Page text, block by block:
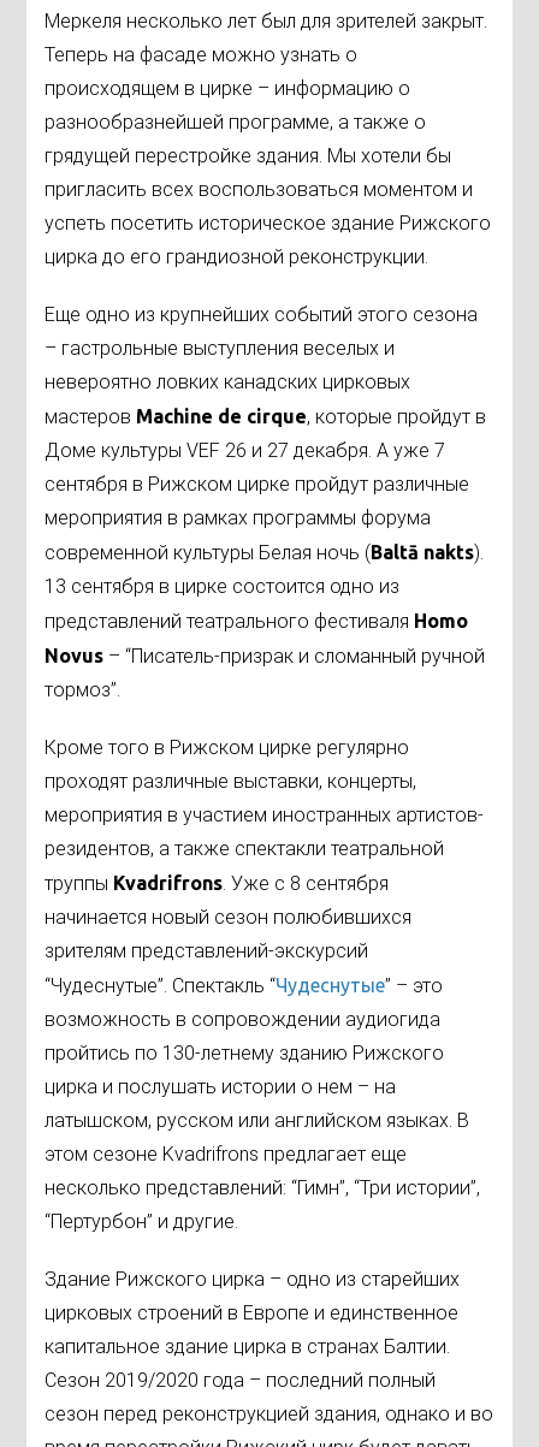
Меркеля несколько лет был для зрителей закрыт.
Теперь на фасаде можно узнать о
происходящем в цирке – информацию о
разнообразнейшей программе, а также о
грядущей перестройке здания. Мы хотели бы
пригласить всех воспользоваться моментом и
успеть посетить историческое здание Рижского
цирка до его грандиозной реконструкции.
Еще одно из крупнейших событий этого сезона
– гастрольные выступления веселых и
невероятно ловких канадских цирковых
мастеров Machine de cirque, которые пройдут в
Доме культуры VEF 26 и 27 декабря. А уже 7
сентября в Рижском цирке пройдут различные
мероприятия в рамках программы форума
современной культуры Белая ночь (Baltā nakts).
13 сентября в цирке состоится одно из
представлений театрального фестиваля Homo
Novus – “Писатель-призрак и сломанный ручной
тормоз”.
Кроме того в Рижском цирке регулярно
проходят различные выставки, концерты,
мероприятия в участием иностранных артистов-
резидентов, а также спектакли театральной
труппы Kvadrifrons . Уже с 8 сентября
начинается новый сезон полюбившихся
зрителям представлений-экскурсий
“Чудеснутые”. Спектакль “Чудеснутые” – это
возможность в сопровождении аудиогида
пройтись по 130-летнему зданию Рижского
цирка и послушать истории о нем – на
латышском, русском или английском языках. В
этом сезоне Kvadrifrons предлагает еще
несколько представлений: “Гимн”, “Три истории”,
“Пертурбон” и другие.
Здание Рижского цирка – одно из старейших
цирковых строений в Европе и единственное
капитальное здание цирка в странах Балтии.
Сезон 2019/2020 года – последний полный
сезон перед реконструкцией здания, однако и во